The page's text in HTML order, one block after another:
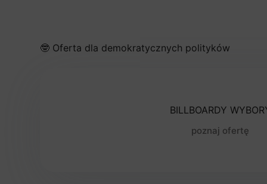
🤓 Oferta dla demokratycznych polityków
BILLBOARDY
poznaj ofertę